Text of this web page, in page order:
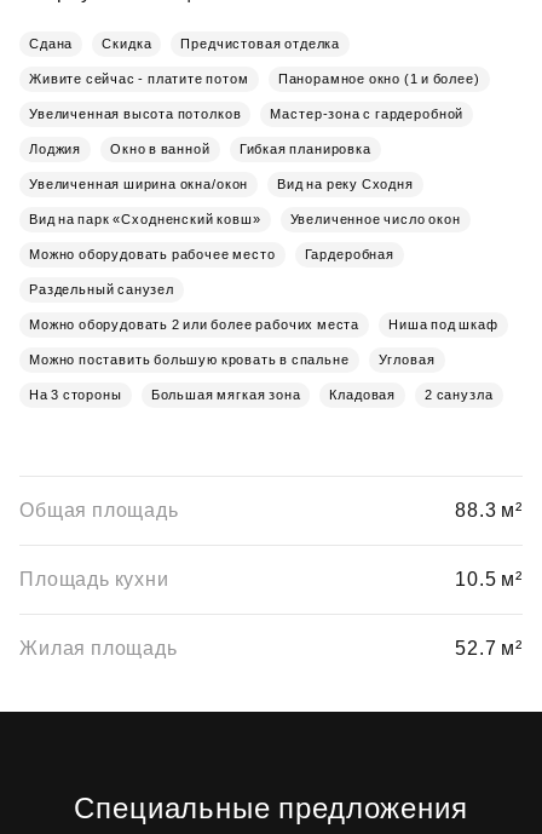
Сдана Скидка Предчистовая отделка
Живите сейчас - платите потом Панорамное окно (1 и более)
Увеличенная высота потолков Мастер-зона с гардеробной
Лоджия Окно в ванной Гибкая планировка
Увеличенная ширина окна/окон Вид на реку Сходня
Вид на парк «Сходненский ковш» Увеличенное число окон
Можно оборудовать рабочее место Гардеробная
Раздельный санузел
Можно оборудовать 2 или более рабочих места Ниша под шкаф
Можно поставить большую кровать в спальне Угловая
На 3 стороны Большая мягкая зона Кладовая 2 санузла
Общая площадь 88.3 м²
Площадь кухни 10.5 м²
Жилая площадь 52.7 м²
Специальные предложения